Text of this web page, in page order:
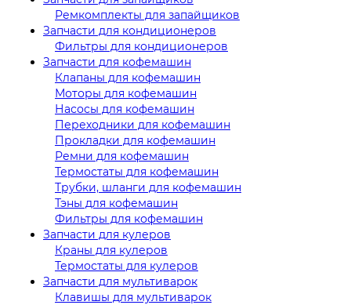
Ремкомплекты для запайщиков
Запчасти для кондиционеров
Фильтры для кондиционеров
Запчасти для кофемашин
Клапаны для кофемашин
Моторы для кофемашин
Насосы для кофемашин
Переходники для кофемашин
Прокладки для кофемашин
Ремни для кофемашин
Термостаты для кофемашин
Трубки, шланги для кофемашин
Тэны для кофемашин
Фильтры для кофемашин
Запчасти для кулеров
Краны для кулеров
Термостаты для кулеров
Запчасти для мультиварок
Клавишы для мультиварок